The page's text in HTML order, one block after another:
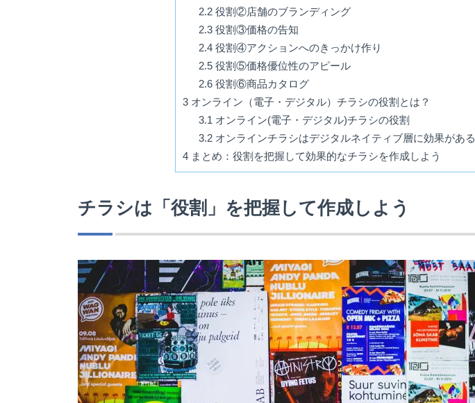
2.2役割②店舗のブランディング
2.3役割③価格の告知
2.4役割④アクションへのきっかけ作り
2.5役割⑤価格優位性のアピール
2.6役割⑥商品カタログ
3 オンライン（電子・デジタル）チラシの役割とは？
3.1 オンライン(電子・デジタル)チラシの役割
3.2オンラインチラシはデジタルネイティブ層に効果がある
4 まとめ：役割を把握して効果的なチラシを作成しよう
チラシは「役割」を把握して作成しよう